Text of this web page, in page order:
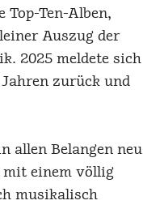
Top-Ten-Alben,
Auszug der
2025 meldete sich
zurück und
allen Belangen neu
mit einem völlig
musikalisch